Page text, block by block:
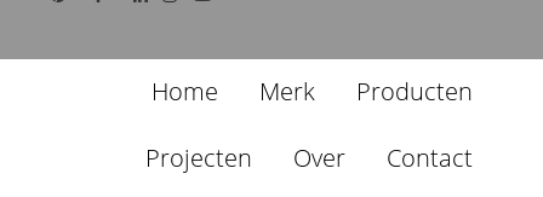
Home Merk Producten
Projecten Over Contact